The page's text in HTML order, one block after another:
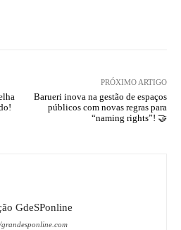
PRÓXIMO ARTIGO
Barueri inova na gestão de espaços
públicos com novas regras para
“naming rights”! 🤝
GdeSPonline